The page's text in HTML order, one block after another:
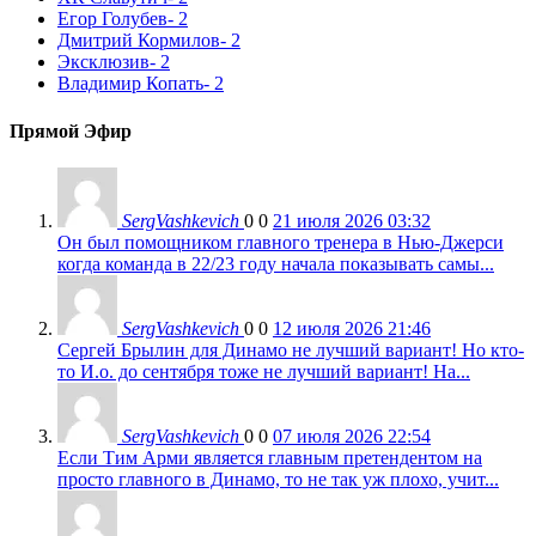
Егор Голубев- 2
Дмитрий Кормилов- 2
Эксклюзив- 2
Владимир Копать- 2
Прямой Эфир
SergVashkevich 0 0 21 июля 2026 03:32
Он был помощником главного тренера в Нью-Джерси
когда команда в 22/23 году начала показывать самы...
SergVashkevich 0 0 12 июля 2026 21:46
Сергей Брылин для Динамо не лучший вариант! Но кто-
то И.о. до сентября тоже не лучший вариант! На...
SergVashkevich 0 0 07 июля 2026 22:54
Если Тим Арми является главным претендентом на
просто главного в Динамо, то не так уж плохо, учит...